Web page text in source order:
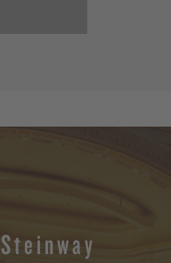
Steinway